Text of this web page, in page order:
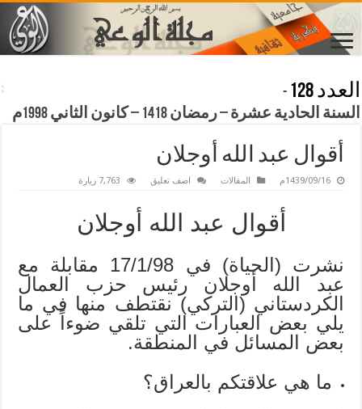
العدد 128
-
السنة الحادية عشرة – رمضان 1418 – كانون الثاني 1998م
أقوال عبد الله أوجلان
1439/09/16م المقالات اضف تعليق 7,763 زيارة
أقوال عبد الله أوجلان
نشرت (الحياة) في 17/1/98 مقابلة مع
عبد الله أوجلان رئيس حزب العمال
الكردستاني (التركي) نقتطف منها في ما
يلي بعض العبارات التي تلقي ضوءاً على
بعض المسائل في المنطقة.
ما هي علاقتكم بالعراق؟